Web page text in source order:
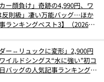
ー顔負け」奇跡の4,990円、ワ
反則級」凄い万能バッグ…ほか
ランキングベスト3】（2026年
ー⇔リュックに変形」2,900円
イルドシングス“水に強い”初コ
バッグの人気記事ランキングベ